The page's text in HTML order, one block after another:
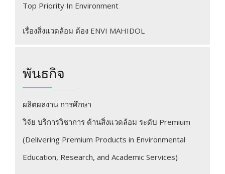
Top Priority In Environment
เรื่องสิ่งแวดล้อม ต้อง ENVI MAHIDOL
พันธกิจ
ผลิตผลงาน การศึกษา
วิจัย บริการวิชาการ ด้านสิ่งแวดล้อม ระดับ Premium
(Delivering Premium Products in Environmental
Education, Research, and Academic Services)